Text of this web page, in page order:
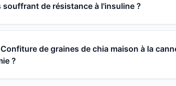
souffrant de résistance à l'insuline ?
de graines de chia maison à la
?